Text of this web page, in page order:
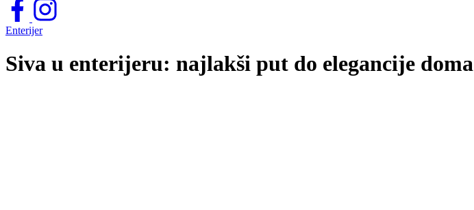
Enterijer
Siva u enterijeru: najlakši put do elegancije doma